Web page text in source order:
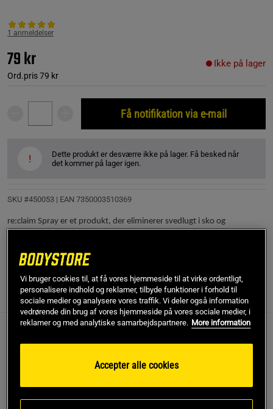
1 anmeldelser
79 kr
Ord.pris79 kr
Ikke på lager
Få notifikation via e-mail
!
Dette produkt er desværre ikke på lager. Få besked når
det kommer på lager igen.
SKU #450053 | EAN 7350003510369
re:claim Spray er et produkt, der eliminerer svedlugt i sko og
Læs mere
Information Anmeldelser(1)
Til daglig brug i sko, tasker, hjelme og meget mere
Dine sneakers, sportstaske og træningstøj er nøje udvalgt af dig til din
Vi bruger cookies til, at få vores hjemmeside til at virke ordentligt,
personalisere indhold og reklamer, tilbyde funktioner i forhold til
sociale medier og analysere vores traffik. Vi deler også information
vedrørende din brug af vores hjemmeside på vores sociale medier, i
reklamer og med analytiske samarbejdspartnere. More information
Accepter alle cookies